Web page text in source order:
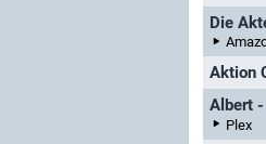
Die
Aktion
Albert -
Plex